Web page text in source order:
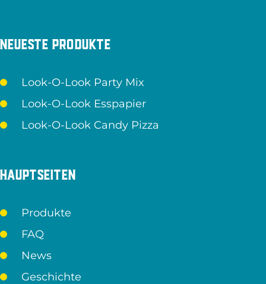
Neueste Produkte
Look-O-Look Party Mix
Look-O-Look Esspapier
Look-O-Look Candy Pizza
Hauptseiten
Produkte
FAQ
News
Geschichte